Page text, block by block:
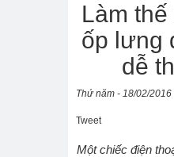
Làm
ốp lưng
dễ
Thứ năm - 18/02/2016
Tweet
Một chiếc điện